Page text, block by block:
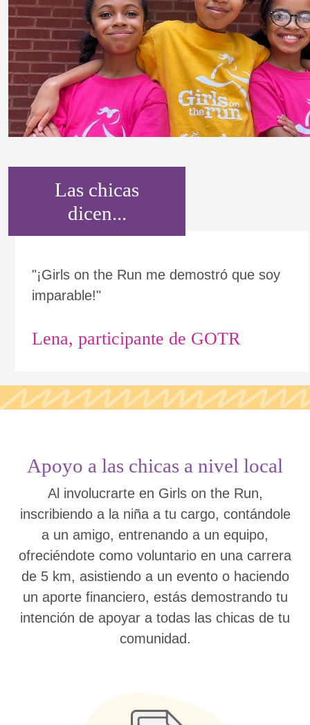
Las chicas
dicen...
"¡Girls on the Run me demostró que soy
imparable!"
Lena, participante de GOTR
Apoyo a las chicas a nivel local
Al involucrarte en Girls on the Run,
inscribiendo a la niña a tu cargo, contándole
a un amigo, entrenando a un equipo,
ofreciéndote como voluntario en una carrera
de 5 km, asistiendo a un evento o haciendo
un aporte financiero, estás demostrando tu
intención de apoyar a todas las chicas de tu
comunidad.